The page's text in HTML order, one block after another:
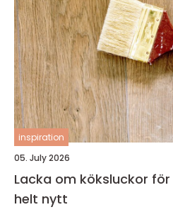
inspiration
05. July 2026
Lacka om köksluckor
helt nytt